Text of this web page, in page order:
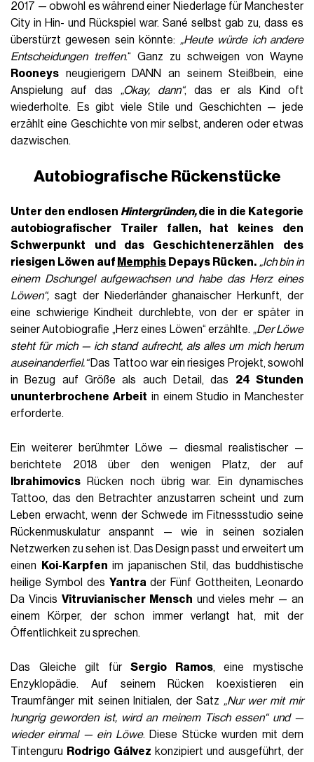
2017 — obwohl es während einer Niederlage für Manchester
City in Hin- und Rückspiel war. Sané selbst gab zu, dass es
überstürzt gewesen sein könnte: „Heute würde ich andere
Entscheidungen treffen.“ Ganz zu schweigen von Wayne
Rooneys neugierigem DANN an seinem Steißbein, eine
Anspielung auf das„Okay, dann“, das er als Kind oft
wiederholte. Es gibt viele Stile und Geschichten — jede
erzählt eine Geschichte von mir selbst, anderen oder etwas
dazwischen.
Autobiografische Rückenstücke
Unter den endlosen Hintergründen,die in die Kategorie
autobiografischer Trailer fallen, hat keines den
Schwerpunkt und das Geschichtenerzählen des
riesigen Löwen auf Memphis Depays Rücken. „Ich bin in
einem Dschungel aufgewachsen und habe das Herz eines
Löwen“, sagt der Niederländer ghanaischer Herkunft, der
eine schwierige Kindheit durchlebte, von der er später in
seiner Autobiografie „Herz eines Löwen“ erzählte. „Der Löwe
steht für mich — ich stand aufrecht, als alles um mich herum
auseinanderfiel.“Das Tattoo war ein riesiges Projekt, sowohl
in Bezug auf Größe als auch Detail, das 24 Stunden
ununterbrochene Arbeit in einem Studio in Manchester
erforderte.
Ein weiterer berühmter Löwe — diesmal realistischer —
berichtete 2018 über den wenigen Platz, der auf
Ibrahimovics Rücken noch übrig war. Ein dynamisches
Tattoo, das den Betrachter anzustarren scheint und zum
Leben erwacht, wenn der Schwede im Fitnessstudio seine
Rückenmuskulatur anspannt — wie in seinen sozialen
Netzwerken zu sehen ist. Das Design passt und erweitert um
einen
Koi-Karpfen im japanischen Stil, das buddhistische
heilige Symbol des Yantra der Fünf Gottheiten, Leonardo
Da Vincis Vitruvianischer Mensch und vieles mehr — an
einem Körper, der schon immer verlangt hat, mit der
Öffentlichkeit zu sprechen.
Das Gleiche gilt fürSergio Ramos, eine mystische
Enzyklopädie. Auf seinem Rücken koexistieren ein
Traumfänger mit seinen Initialen, der Satz „Nur wer mit mir
hungrig geworden ist, wird an meinem Tisch essen“ und —
wieder einmal — ein Löwe. Diese Stücke wurden mit dem
Tintenguru Rodrigo Gálvez konzipiert und ausgeführt, der